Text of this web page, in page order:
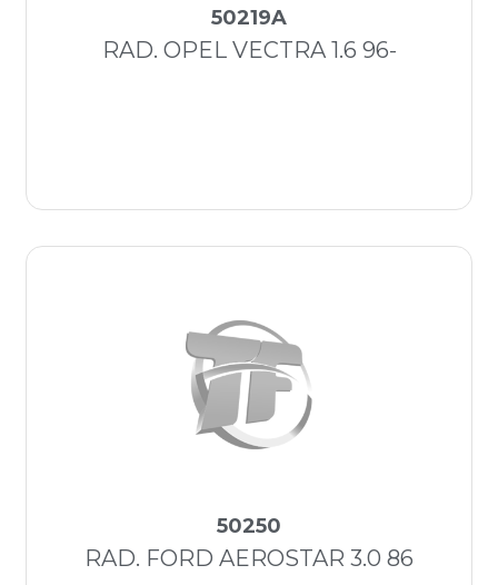
50219A
RAD. OPEL VECTRA 1.6 96-
50250
RAD. FORD AEROSTAR 3.0 86